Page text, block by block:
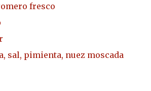
fresco
sal, pimienta, nuez moscada